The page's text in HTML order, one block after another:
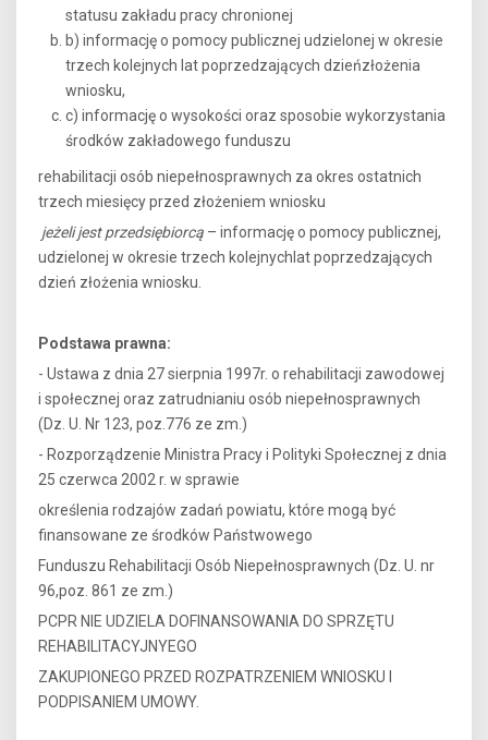
statusu zakładu pracy chronionej
b) informację o pomocy publicznej udzielonej w okresie
trzech kolejnych lat poprzedzających dzieńzłożenia
wniosku,
c) informację o wysokości oraz sposobie wykorzystania
środków zakładowego funduszu
rehabilitacji osób niepełnosprawnych za okres ostatnich
trzech miesięcy przed złożeniem wniosku
jeżeli jest przedsiębiorcą – informację o pomocy publicznej,
udzielonej w okresie trzech kolejnychlat poprzedzających
dzień złożenia wniosku.
Podstawa prawna:
- Ustawa z dnia 27 sierpnia 1997r. o rehabilitacji zawodowej
i społecznej oraz zatrudnianiu osób niepełnosprawnych
(Dz. U. Nr 123, poz.776 ze zm.)
- Rozporządzenie Ministra Pracy i Polityki Społecznej z dnia
25 czerwca 2002 r. w sprawie
określenia rodzajów zadań powiatu, które mogą być
finansowane ze środków Państwowego
Funduszu Rehabilitacji Osób Niepełnosprawnych (Dz. U. nr
96,poz. 861 ze zm.)
PCPR NIE UDZIELA DOFINANSOWANIA DO SPRZĘTU
REHABILITACYJNYEGO
ZAKUPIONEGO PRZED ROZPATRZENIEM WNIOSKU I
PODPISANIEM UMOWY.